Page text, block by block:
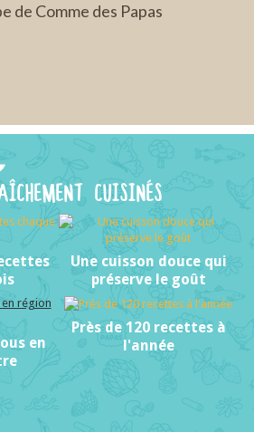
de Comme des Papas
CUISINÉS
Une cuisson douce qui
préserve le goût
en
Près de 120 recettes à
l'année